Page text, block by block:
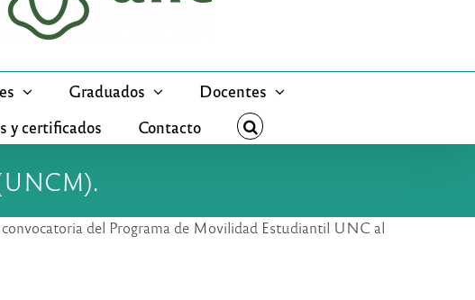
Graduados
Docentes
y certificados Contacto
del Programa de Movilidad Estudiantil UNC al